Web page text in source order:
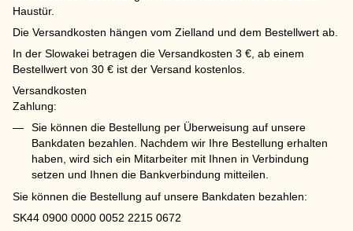
Haustür.
Die Versandkosten hängen vom Zielland und dem Bestellwert ab.
In der Slowakei betragen die Versandkosten 3 €, ab einem
Bestellwert von 30 € ist der Versand kostenlos.
Versandkosten
Zahlung:
Sie können die Bestellung per Überweisung auf unsere
Bankdaten bezahlen. Nachdem wir Ihre Bestellung erhalten
haben, wird sich ein Mitarbeiter mit Ihnen in Verbindung
setzen und Ihnen die Bankverbindung mitteilen.
Sie können die Bestellung auf unsere Bankdaten bezahlen:
SK44 0900 0000 0052 2215 0672